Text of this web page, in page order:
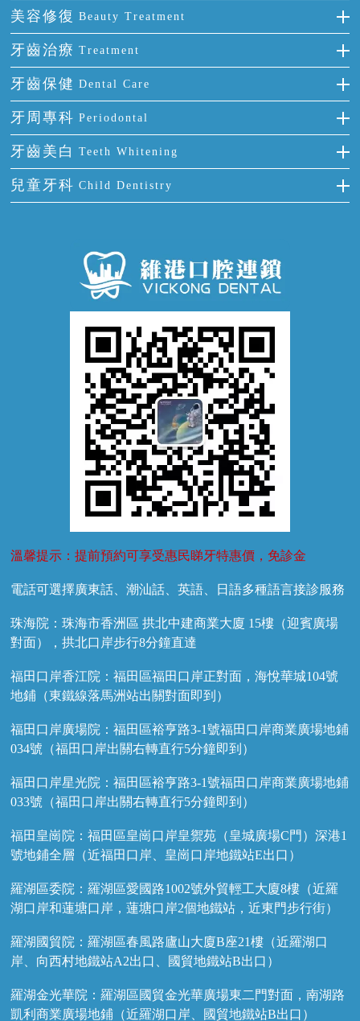
單顆牙缺失
門牙缺失
多顆牙缺失
半口缺失
全口缺失
隱形箍牙
前牙反頜
牙齒擁擠
牙齒前突
牙齒稀疏
美容修復 Beauty Treatment
全瓷牙
烤瓷牙
氟斑牙
四環素牙
活動假牙
牙貼面
牙齒治療 Treatment
補牙
智齒
根管治療
拔牙
牙痛
牙齒保健 Dental Care
正確刷牙
全國愛牙日
預防牙病
牙科通識
牙周專科 Periodontal
牙周炎
牙齦出血
牙齦炎
牙齦萎縮
牙齒美白 Teeth Whitening
冷光美白
兒童牙科 Child Dentistry
溫馨提示：提前預約可享受惠民睇牙特惠價，免診金
電話可選擇廣東話、潮汕話、英語、日語多種語言接診服務
珠海院：珠海市香洲區 拱北中建商業大廈 15樓（迎賓廣場
對面），拱北口岸步行8分鐘直達
福田口岸香江院：福田區福田口岸正對面，海悅華城104號
地鋪（東鐵線落馬洲站出關對面即到）
福田口岸廣場院：福田區裕亨路3-1號福田口岸商業廣場地鋪
034號（福田口岸出關右轉直行5分鐘即到）
福田口岸星光院：福田區裕亨路3-1號福田口岸商業廣場地鋪
033號（福田口岸出關右轉直行5分鐘即到）
福田皇崗院：福田區皇崗口岸皇禦苑（皇城廣場C門）深港1
號地鋪全層（近福田口岸、皇崗口岸地鐵站E出口）
羅湖區委院：羅湖區愛國路1002號外貿輕工大廈8樓（近羅
湖口岸和蓮塘口岸，蓮塘口岸2個地鐵站，近東門步行街）
羅湖國貿院：羅湖區春風路廬山大廈B座21樓（近羅湖口
岸、向西村地鐵站A2出口、國貿地鐵站B出口）
羅湖金光華院：羅湖區國貿金光華廣場東二門對面，南湖路
凱利商業廣場地鋪（近羅湖口岸、國貿地鐵站B出口）